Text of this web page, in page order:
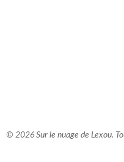
© 2026 Sur le nuage de Lexou.